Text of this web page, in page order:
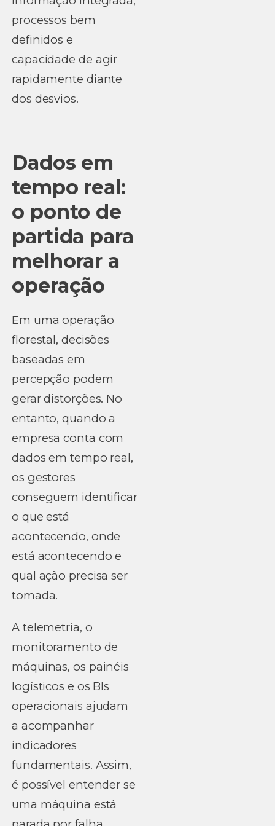
processos bem
definidos e
capacidade de agir
rapidamente diante
dos desvios.
Dados em
tempo real:
o ponto de
partida para
melhorar a
operação
Em uma operação
florestal, decisões
baseadas em
percepção podem
gerar distorções. No
entanto, quando a
empresa conta com
dados em tempo real,
os gestores
conseguem identificar
o que está
acontecendo, onde
está acontecendo e
qual ação precisa ser
tomada.
A telemetria, o
monitoramento de
máquinas, os painéis
logísticos e os BIs
operacionais ajudam
a acompanhar
indicadores
fundamentais. Assim,
é possível entender se
uma máquina está